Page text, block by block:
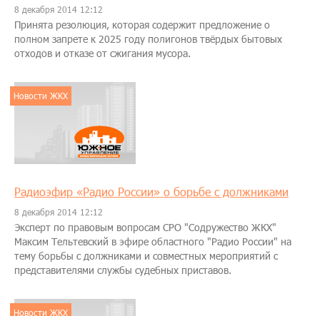
8 декабря 2014 12:12
Принята резолюция, которая содержит предложение о
полном запрете к 2025 году полигонов твёрдых бытовых
отходов и отказе от сжигания мусора.
Новости ЖКХ
Радиоэфир «Радио России» о борьбе с должниками
8 декабря 2014 12:12
Эксперт по правовым вопросам СРО "Содружество ЖКХ"
Максим Тельтевский в эфире областного "Радио России" на
тему борьбы с должниками и совместных мероприятий с
представителями службы судебных приставов.
Новости ЖКХ